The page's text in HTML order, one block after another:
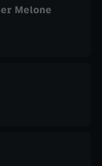
Melone